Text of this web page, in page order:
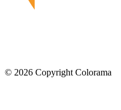
© 2026 Copyright Colorama